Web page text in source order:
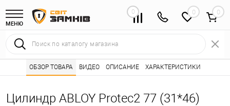
МЕНЮ
0 0
Интернет магазин замков Каталог товаров ⭐ • Сердцевины
Цилиндр ABLOY Protec2 77 (31*46)
ОБЗОР ТОВАРА ВИДЕО ОПИСАНИЕ ХАРАКТЕРИСТИКИ